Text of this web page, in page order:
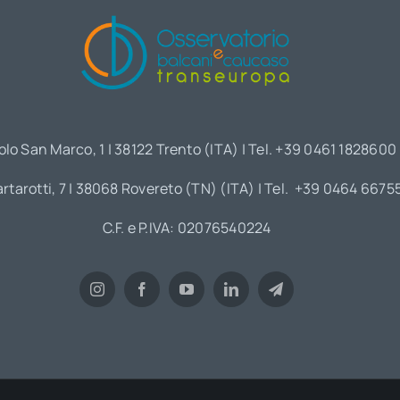
San Marco, 1 | 38122 Trento (ITA) | Tel. +39 0461 1828600
7 | 38068 Rovereto (TN) (ITA) | Tel. +39 0464
C.F. e P.IVA: 02076540224